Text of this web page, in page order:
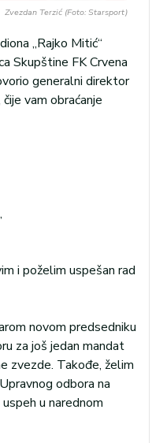
Zvezdan Terzić (Foto: Starsport)
„Rajko Mitić“
Skupštine FK Crvena
generalni direktor
vam obraćanje
i poželim uspešan rad
novom predsedniku
za još jedan mandat
zvezde. Takođe, želim
odbora na
u narednom